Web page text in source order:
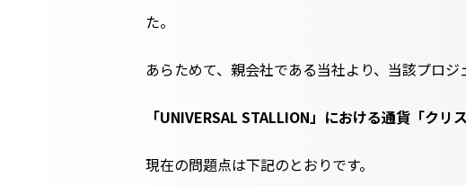
た。
あらためて、親会社である当社より、当該プロ
「UNIVERSAL STALLION」における通貨「ク
現在の問題点は下記のとおりです。